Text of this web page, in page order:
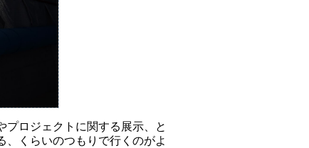
プロジェクトに関する展示、と
、くらいのつもりで行くのがよ